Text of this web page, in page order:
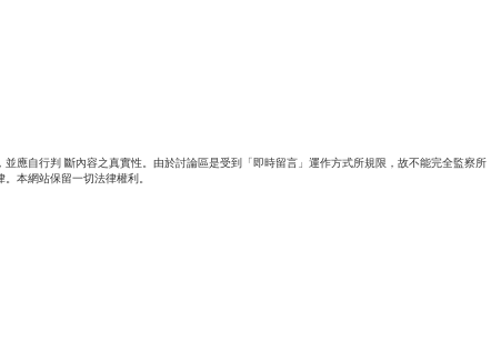
應自行判 斷內容之真實性。由於討論區是受到「即時留言」運作方式所規限，故不能完全監察所
本網站保留一切法律權利。